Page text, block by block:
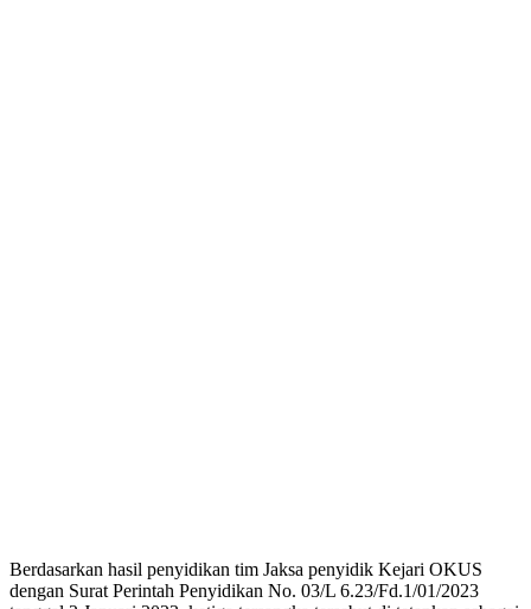
Berdasarkan hasil penyidikan tim Jaksa penyidik Kejari OKUS
dengan Surat Perintah Penyidikan No. 03/L 6.23/Fd.1/01/2023